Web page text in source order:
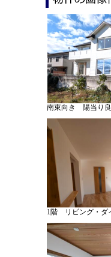
南東向き 陽当り
1階 リビング・ダ